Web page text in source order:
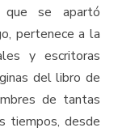
que se apartó
pertenece a la
y escritoras
del libro de
de tantas
tiempos, desde